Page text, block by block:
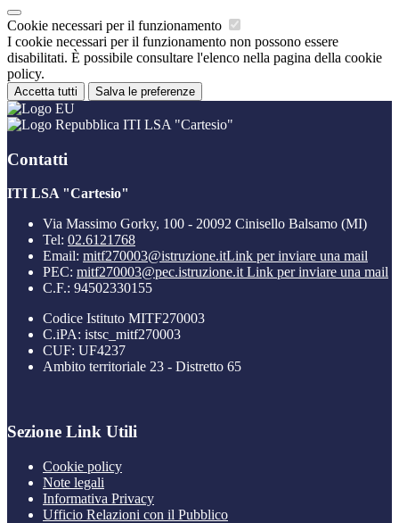
Cookie necessari per il funzionamento
I cookie necessari per il funzionamento non possono essere
disabilitati. È possibile consultare l'elenco nella pagina della cookie
policy.
Accetta tutti Salva le preferenze
ITI LSA "Cartesio"
Contatti
ITI LSA "Cartesio"
Via Massimo Gorky, 100 - 20092 Cinisello Balsamo (MI)
Tel: 02.6121768
Email: mitf270003@istruzione.itLink per inviare una mail
PEC: mitf270003@pec.istruzione.it Link per inviare una mail
C.F.: 94502330155
Codice Istituto MITF270003
C.iPA: istsc_mitf270003
CUF: UF4237
Ambito territoriale 23 - Distretto 65
Sezione Link Utili
Cookie policy
Note legali
Informativa Privacy
Ufficio Relazioni con il Pubblico